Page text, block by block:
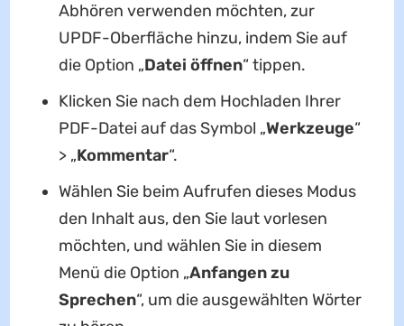
Abhören verwenden möchten, zur
UPDF-Oberfläche hinzu, indem Sie auf
die Option „Datei öffnen“ tippen.
Klicken Sie nach dem Hochladen Ihrer
PDF-Datei auf das Symbol „Werkzeuge“
> „Kommentar“.
Wählen Sie beim Aufrufen dieses Modus
den Inhalt aus, den Sie laut vorlesen
möchten, und wählen Sie in diesem
Menü die Option „Anfangen zu
Sprechen“, um die ausgewählten Wörter